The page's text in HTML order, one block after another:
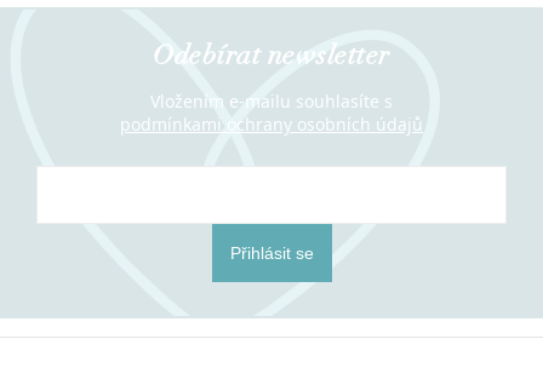
Odebírat newsletter
Vložením e-mailu souhlasíte s
podmínkami ochrany osobních údajů
Přihlásit se